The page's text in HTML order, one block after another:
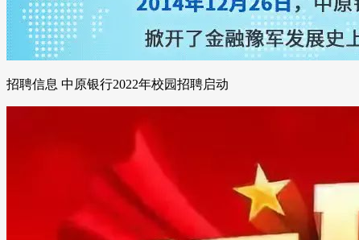
招聘信息 中原银行2022年校园招聘启动